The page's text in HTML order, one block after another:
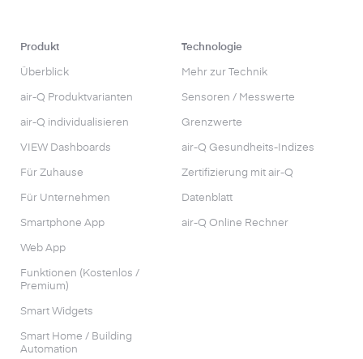
Produkt
Überblick
air-Q Produktvarianten
air-Q individualisieren
VIEW Dashboards
Für Zuhause
Für Unternehmen
Smartphone App
Web App
Funktionen (Kostenlos /
Premium)
Smart Widgets
Smart Home / Building
Automation
Technologie
Mehr zur Technik
Sensoren / Messwerte
Grenzwerte
air-Q Gesundheits-Indizes
Zertifizierung mit air-Q
Datenblatt
air-Q Online Rechner